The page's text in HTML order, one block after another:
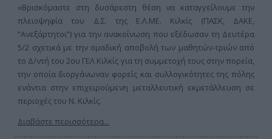
«Bρισκόμαστε στη δυσάρεστη θέση να καταγγείλουμε την
πλειοψηφία του Δ.Σ. της Ε.Λ.ΜΕ. Κιλκίς (ΠΑΣΚ, ΔΑΚΕ,
“Ανεξάρτητοι”) για την ανακοίνωση που εξέδωσαν τη Δευτέρα
5/2 σχετικά με την ομαδική αποβολή των μαθητών-τριών από
το Δ/ντή του 2ου ΓΕΛ Κιλκίς για τη συμμετοχή τους στην πορεία,
την οποία διοργάνωναν φορείς και συλλογικότητες της πόλης
ενάντια στην επιχειρούμενη μεταλλευτική εκμετάλλευση σε
περιοχές του Ν. Κιλκίς.
Διαβάστε περισσότερα...